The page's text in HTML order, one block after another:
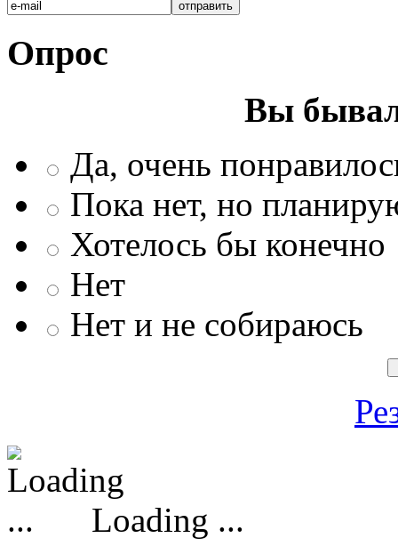
Опрос
Вы
Да, очень
Пока нет, но
Хотелось бы конечно
Нет
Нет и не собираюсь
Loading ...